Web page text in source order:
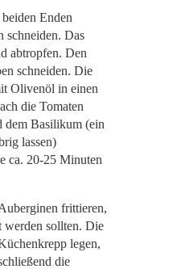
Enden
schneiden. Das
abtropfen. Den
schneiden. Die
Olivenöl in einen
die Tomaten
dem Basilikum (ein
lassen)
ca. 20-25 Minuten
frittieren,
werden sollten. Die
legen,
die